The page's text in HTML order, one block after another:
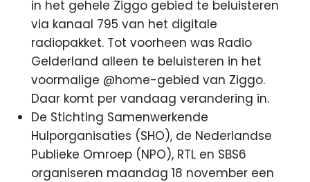
in het gehele Ziggo gebied te beluisteren
via kanaal 795 van het digitale
radiopakket. Tot voorheen was Radio
Gelderland alleen te beluisteren in het
voormalige @home-gebied van Ziggo.
Daar komt per vandaag verandering in.
De Stichting Samenwerkende
Hulporganisaties (SHO), de Nederlandse
Publieke Omroep (NPO), RTL en SBS6
organiseren maandag 18 november een